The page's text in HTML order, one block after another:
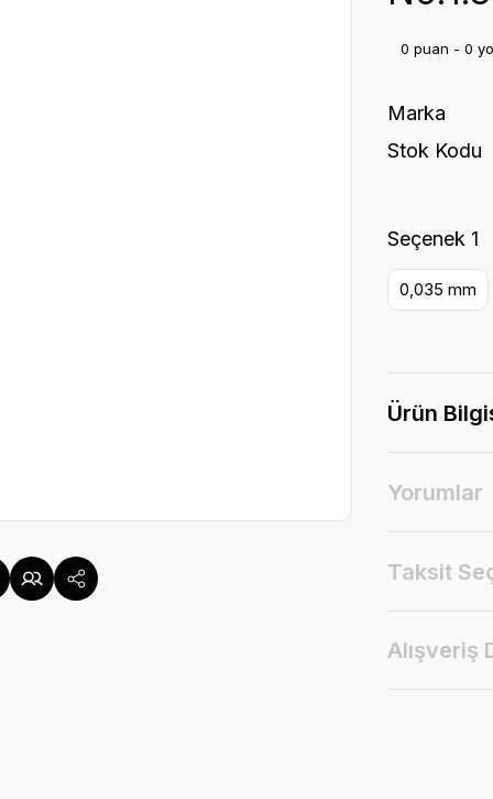
0 puan - 0
Marka
Stok Kodu
Seçenek 1
0,035 mm
Ürün
Yorumlar
Taksit
Alışveriş